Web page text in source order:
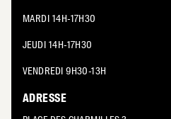
MARDI 14H-17H30
JEUDI 14H-17H30
VENDREDI 9H30-13H
ADRESSE